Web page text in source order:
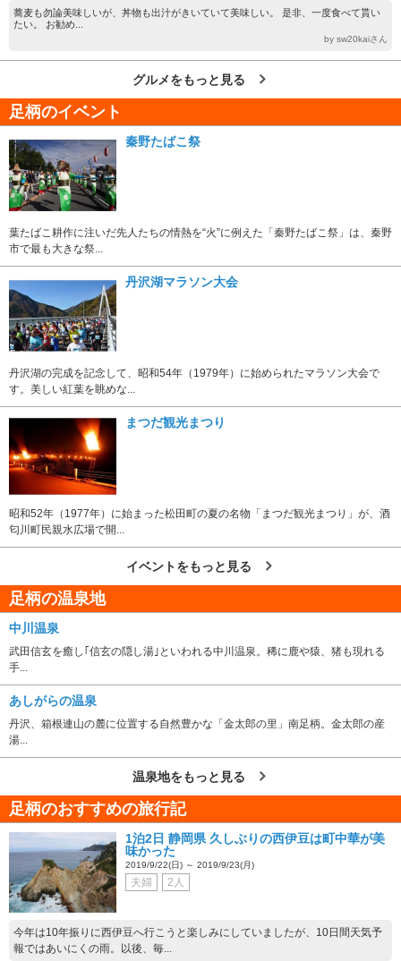
蕎麦も勿論美味しいが、丼物も出汁がきいていて美味しい。 是非、一度食べて貰い
たい。 お勧め...
by sw20kaiさん
グルメをもっと見る
足柄のイベント
秦野たばこ祭
葉たばこ耕作に注いだ先人たちの情熱を“火”に例えた「秦野たばこ祭」は、秦野
市で最も大きな祭...
丹沢湖マラソン大会
丹沢湖の完成を記念して、昭和54年（1979年）に始められたマラソン大会で
す。美しい紅葉を眺めな...
まつだ観光まつり
昭和52年（1977年）に始まった松田町の夏の名物「まつだ観光まつり」が、酒
匂川町民親水広場で開...
イベントをもっと見る
足柄の温泉地
中川温泉
武田信玄を癒し｢信玄の隠し湯｣といわれる中川温泉。稀に鹿や猿、猪も現れる
手...
あしがらの温泉
丹沢、箱根連山の麓に位置する自然豊かな「金太郎の里」南足柄。金太郎の産
湯...
温泉地をもっと見る
足柄のおすすめの旅行記
1泊2日 静岡県 久しぶりの西伊豆は町中華が美
味かった
2019/9/22(日) ～ 2019/9/23(月)
夫婦 2人
今年は10年振りに西伊豆へ行こうと楽しみにしていましたが、10日間天気予
報ではあいにくの雨。以後、毎...